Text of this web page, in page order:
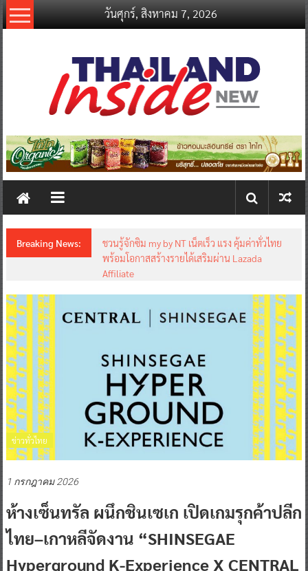
Skip
to
วันศุกร์, สิงหาคม 7, 2026
thailandinsidenew.com
Thailand
New
Breaking News:
ชวนรู้จักซิม my by NT เน็ตเร็ว แรง คุ้มค่าทั่วไทย
พร้อมโอกาสสร้างรายได้เสริมผ่าน Lazada
Affiliate
ข่าวทั่วไทย
1 กรกฎาคม 2026
ห้างเซ็นทรัล ผนึกชินเซเก เปิดเกมรุกค้าปลีก
ไทย–เกาหลีจัดงาน “SHINSEGAE
Hyperground K-Experience X CENTRAL